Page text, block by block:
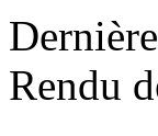
Rendu